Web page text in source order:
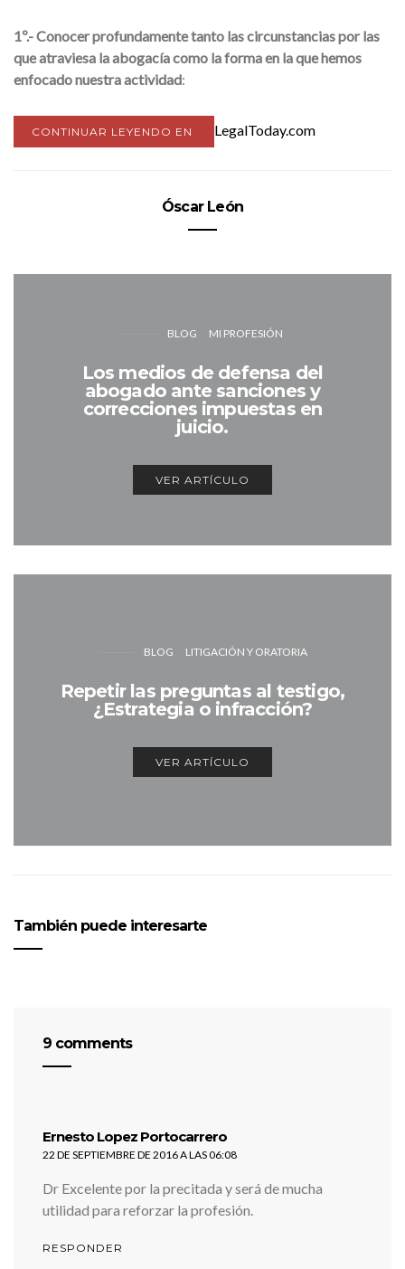
1º.- Conocer profundamente tanto las circunstancias por las
que atraviesa la abogacía como la forma en la que hemos
enfocado nuestra actividad:
CONTINUAR LEYENDO EN LegalToday.com
Óscar León
BLOG MI PROFESIÓN
Los medios de defensa del
abogado ante sanciones y
correcciones impuestas en
juicio.
VER ARTÍCULO
BLOG LITIGACIÓN Y ORATORIA
Repetir las preguntas al testigo,
¿Estrategia o infracción?
VER ARTÍCULO
También puede interesarte
9 comments
Ernesto Lopez Portocarrero
22 DE SEPTIEMBRE DE 2016 A LAS 06:08
Dr Excelente por la precitada y será de mucha
utilidad para reforzar la profesión.
RESPONDER